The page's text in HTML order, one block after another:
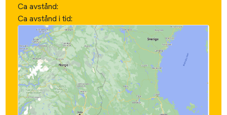
Ca avstånd:
Ca avstånd i tid: